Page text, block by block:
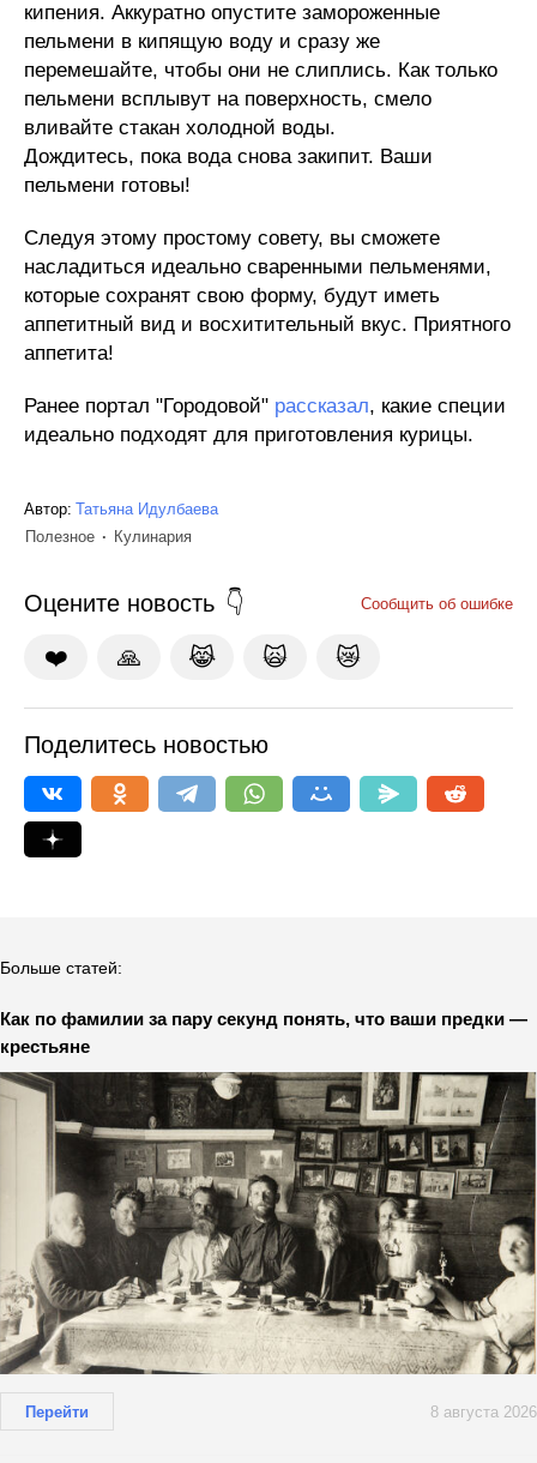
кипения. Аккуратно опустите замороженные
пельмени в кипящую воду и сразу же
перемешайте, чтобы они не слиплись. Как только
пельмени всплывут на поверхность, смело
вливайте стакан холодной воды.
Дождитесь, пока вода снова закипит. Ваши
пельмени готовы!
Следуя этому простому совету, вы сможете
насладиться идеально сваренными пельменями,
которые сохранят свою форму, будут иметь
аппетитный вид и восхитительный вкус. Приятного
аппетита!
Ранее портал "Городовой" рассказал, какие специи
идеально подходят для приготовления курицы.
Автор: Татьяна Идулбаева
Полезное
Кулинария
Оцените новость Сообщить об ошибке
❤️ 🙏 😹 🙀 😿
Поделитесь новостью
Больше статей:
Как по фамилии за пару секунд понять, что ваши предки —
крестьяне
Перейти 8 августа 2026